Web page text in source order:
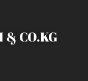
& CO.KG